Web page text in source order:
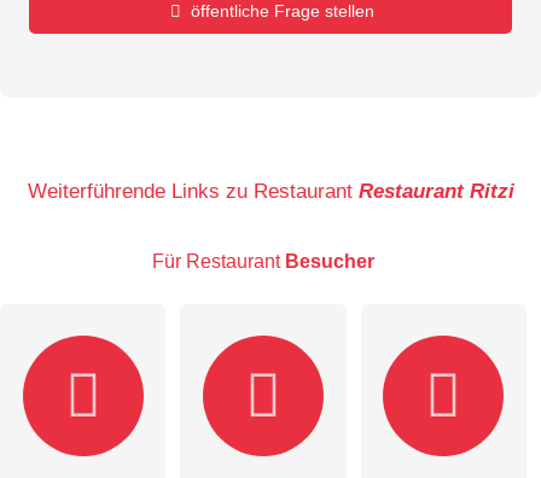
öffentliche Frage stellen
E-Mail-Adresse (wird nicht veröffentlicht)
Weiterführende Links zu Restaurant Restaurant Ritzi
Für Restaurant Besucher